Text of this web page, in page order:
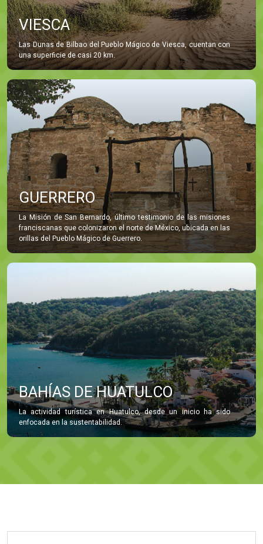
VIESCA
Las Dunas de Bilbao del Pueblo Mágico de Viesca, cuentan con
una superficie de casi 20 km.
GUERRERO
La Misión de San Bernardo, último testimonio de las misiones
franciscanas que colonizaron el norte de México, ubicada en las
orillas del Pueblo Mágico de Guerrero.
BAHÍAS DE HUATULCO
La actividad turística en Huatulco, desde un inicio ha sido
enfocada en la sustentabilidad.